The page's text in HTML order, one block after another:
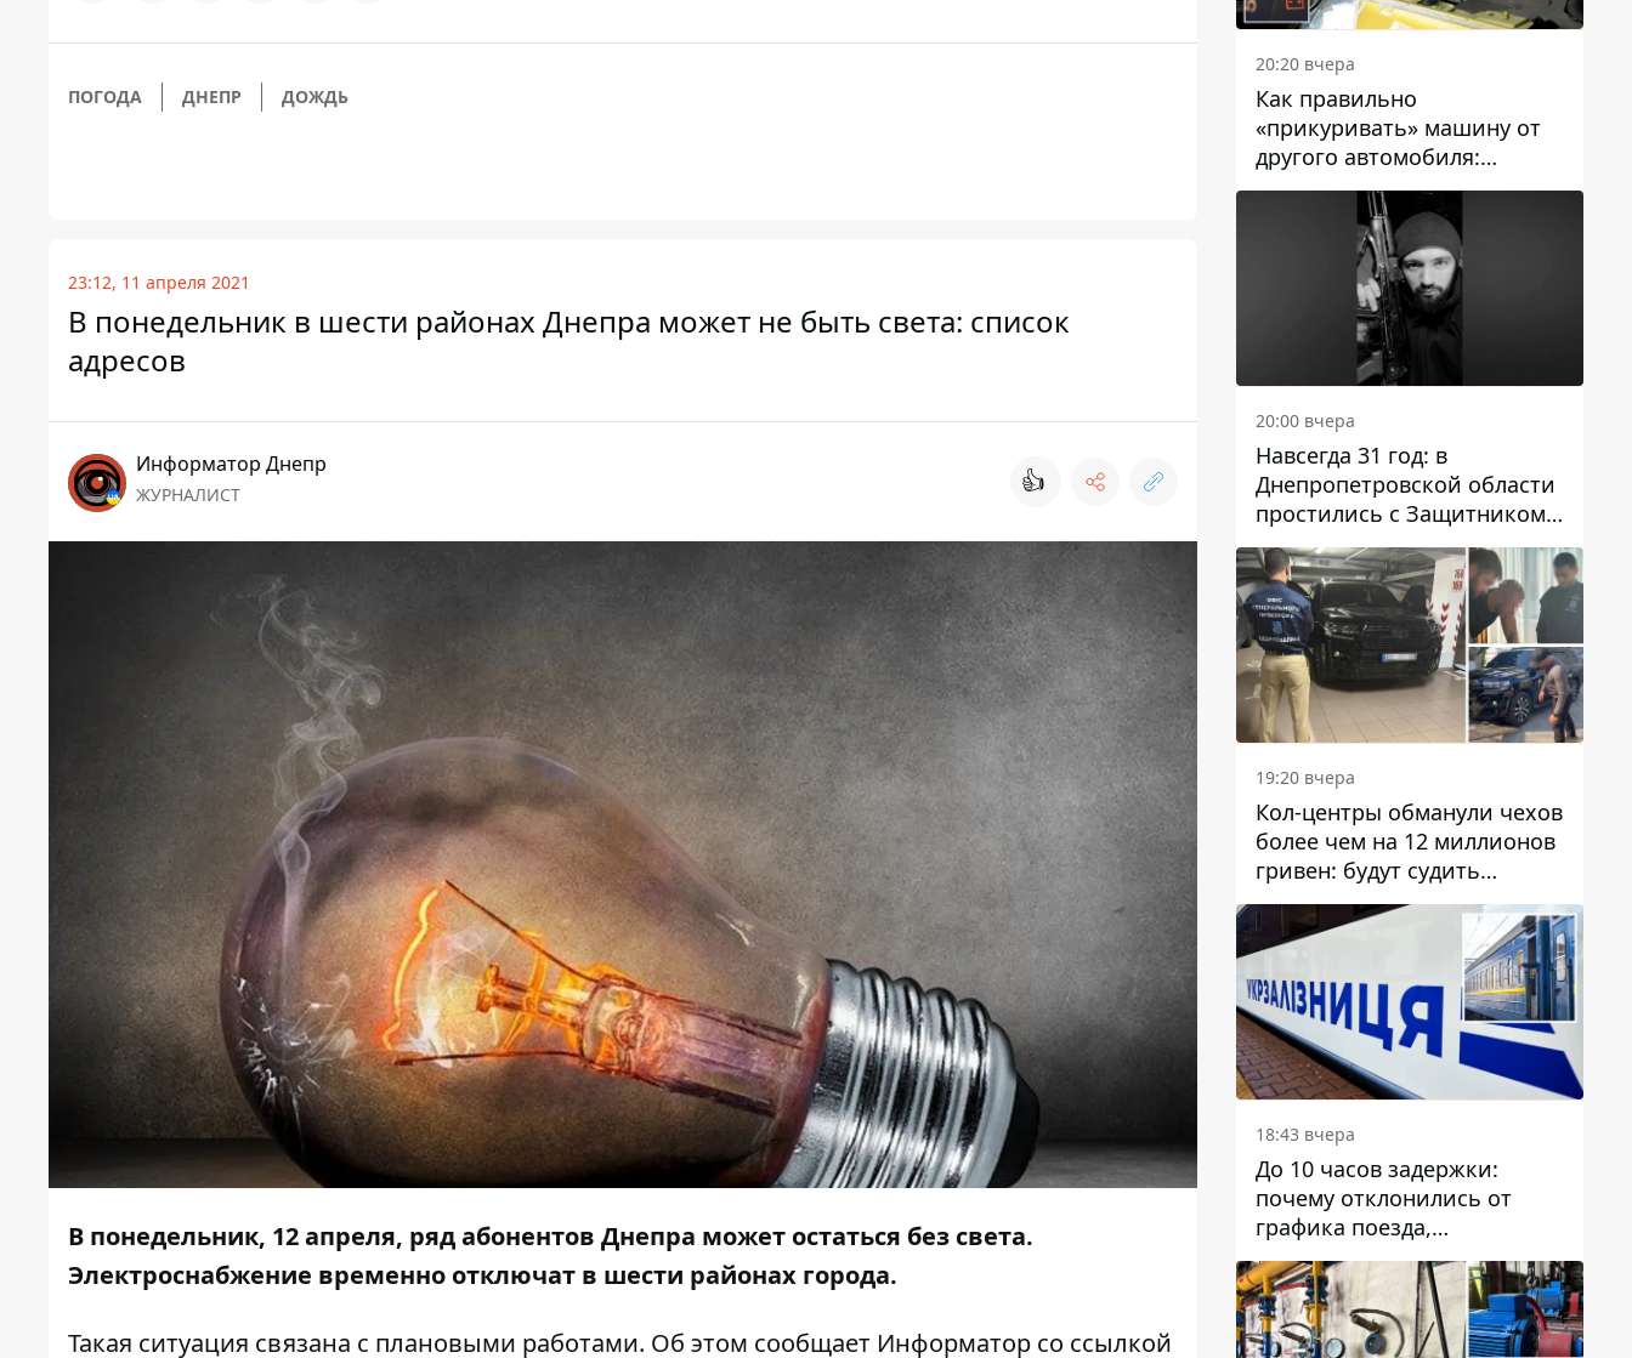
ПОГОДА ДНЕПР ДОЖДЬ
23:12, 11 апреля 2021
В понедельник в шести районах Днепра может не быть света: список
адресов
Информатор Днепр
ЖУРНАЛИСТ 👍
В понедельник, 12 апреля, ряд абонентов Днепра может остаться без света.
Электроснабжение временно отключат в шести районах города.
Такая ситуация связана с плановыми работами. Об этом сообщает Информатор со ссылкой
20:20 вчера
Как правильно
«прикуривать» машину от
другого автомобиля:
инструкция для водителей
20:00 вчера
Навсегда 31 год: в
Днепропетровской области
простились с Защитником
Александром Репиным
19:20 вчера
Кол-центры обманули чехов
более чем на 12 миллионов
гривен: будут судить
днепрянина,
организовавшего
транснациональную
преступную организацию
18:43 вчера
До 10 часов задержки:
почему отклонились от
графика поезда,
курсирующие через Днепр
и область